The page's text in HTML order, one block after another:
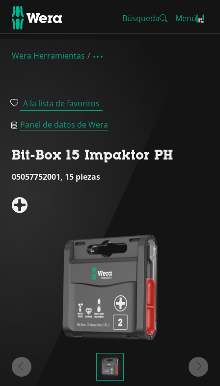
Búsqueda Menú
Wera Herramientas
A la lista de favoritos
Panel de datos de Wera
Bit-Box 15 Impaktor PH
05057752001, 15 piezas